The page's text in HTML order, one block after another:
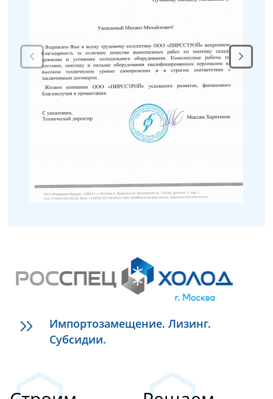
Импортозамещение. Лизинг.
Субсидии.